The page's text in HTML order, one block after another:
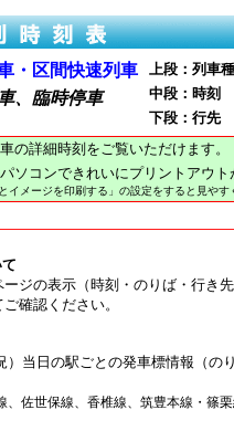
・区間快速列車
、臨時停車
上段：列車
中段：時刻
下段：行先
の詳細時刻をご覧いただけます。
ソコンできれいにプリントアウト
イメージを印刷する」の設定をすると見やす
ジの表示（時刻・のりば・行き
確認ください。
）当日の駅ごとの発車標情報（の
佐世保線、香椎線、筑豊本線・篠